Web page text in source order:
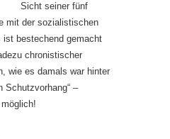
Sicht seiner fünf
mit der sozialistischen
ist bestechend gemacht
chronistischer
wie es damals war hinter
Schutzvorhang“ –